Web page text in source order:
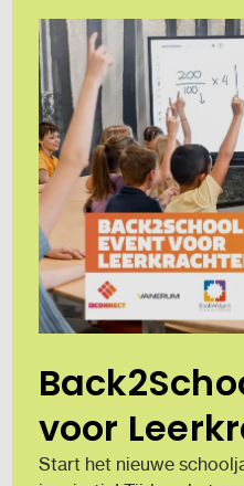
voor
Start het nieuwe